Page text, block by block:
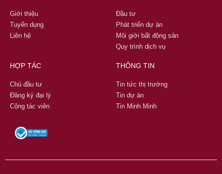
Giới thiệu
Tuyển dụng
Liên hệ
Đầu tư
Phát triển dự án
Môi giới bất động sản
Quy trình dịch vụ
HỢP TÁC
Chủ đầu tư
Đăng ký đại lý
Cộng tác viên
THÔNG TIN
Tin tức thị trường
Tin dự án
Tin Minh Minh